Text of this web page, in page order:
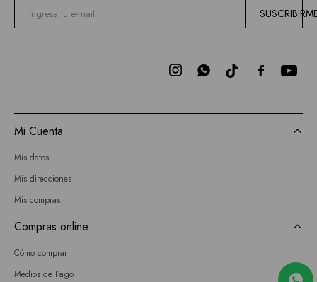

 
Mi Cuenta
Mis datos
Mis direcciones
Mis compras
Compras online
Cómo comprar
Medios de Pago